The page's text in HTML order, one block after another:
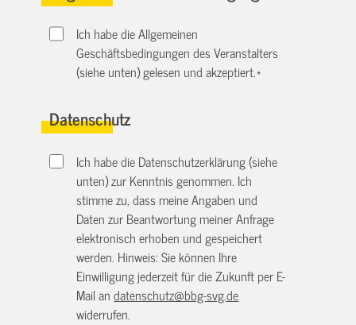
Ich habe die Allgemeinen
Geschäftsbedingungen des Veranstalters
(siehe unten) gelesen und akzeptiert.*
Datenschutz
Ich habe die Datenschutzerklärung (siehe
unten) zur Kenntnis genommen. Ich
stimme zu, dass meine Angaben und
Daten zur Beantwortung meiner Anfrage
elektronisch erhoben und gespeichert
werden. Hinweis: Sie können Ihre
Einwilligung jederzeit für die Zukunft per E-
Mail andatenschutz@bbg-svg.de
widerrufen.